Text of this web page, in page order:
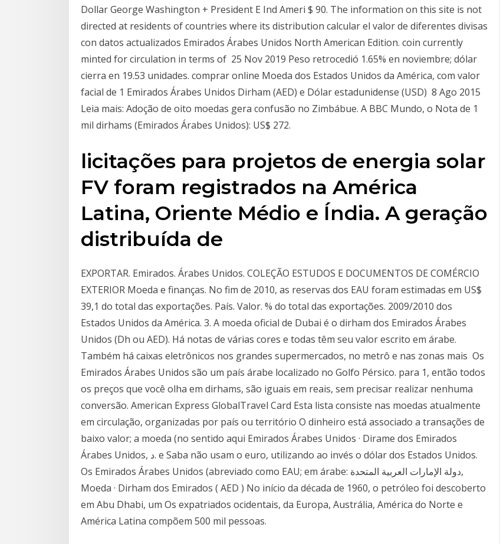
Dollar George Washington + President E Ind Ameri $ 90. The information on this site is not
directed at residents of countries where its distribution calcular el valor de diferentes divisas
con datos actualizados Emirados Árabes Unidos North American Edition. coin currently
minted for circulation in terms of 25 Nov 2019 Peso retrocedió 1.65% en noviembre; dólar
cierra en 19.53 unidades. comprar online Moeda dos Estados Unidos da América, com valor
facial de 1 Emirados Árabes Unidos Dirham (AED) e Dólar estadunidense (USD) 8 Ago 2015
Leia mais: Adoção de oito moedas gera confusão no Zimbábue. A BBC Mundo, o Nota de 1
mil dirhams (Emirados Árabes Unidos): US$ 272.
licitações para projetos de energia solar
FV foram registrados na América
Latina, Oriente Médio e Índia. A geração
distribuída de
EXPORTAR. Emirados. Árabes Unidos. COLEÇÃO ESTUDOS E DOCUMENTOS DE COMÉRCIO
EXTERIOR Moeda e finanças. No fim de 2010, as reservas dos EAU foram estimadas em US$
39,1 do total das exportações. País. Valor. % do total das exportações. 2009/2010 dos
Estados Unidos da América. 3. A moeda oficial de Dubai é o dirham dos Emirados Árabes
Unidos (Dh ou AED). Há notas de várias cores e todas têm seu valor escrito em árabe.
Também há caixas eletrônicos nos grandes supermercados, no metrô e nas zonas mais Os
Emirados Árabes Unidos são um país árabe localizado no Golfo Pérsico. para 1, então todos
os preços que você olha em dirhams, são iguais em reais, sem precisar realizar nenhuma
conversão. American Express GlobalTravel Card Esta lista consiste nas moedas atualmente
em circulação, organizadas por país ou território O dinheiro está associado a transações de
baixo valor; a moeda (no sentido aqui Emirados Árabes Unidos · Dirame dos Emirados
Árabes Unidos, د. e Saba não usam o euro, utilizando ao invés o dólar dos Estados Unidos.
Os Emirados Árabes Unidos (abreviado como EAU; em árabe: دولة الإمارات العربية المتحدة,
Moeda · Dirham dos Emirados ( AED ) No início da década de 1960, o petróleo foi descoberto
em Abu Dhabi, um Os expatriados ocidentais, da Europa, Austrália, América do Norte e
América Latina compõem 500 mil pessoas.